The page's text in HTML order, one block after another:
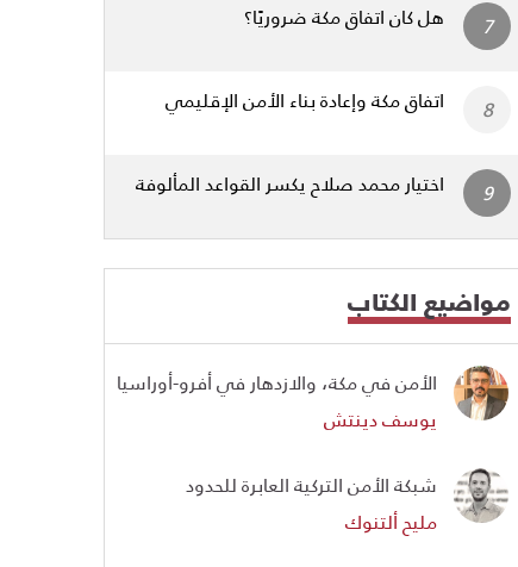
هل كان اتفاق مكة ضروريًا؟
اتفاق مكة وإعادة بناء الأمن الإقليمي
اختيار محمد صلاح يكسر القواعد المألوفة
مواضيع الكتاب
الأمن في مكة، والازدهار في أفرو-أوراسيا
يوسف دينتش
شبكة الأمن التركية العابرة للحدود
مليح ألتنوك